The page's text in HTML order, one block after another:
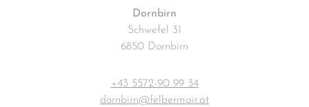
Dornbirn
Schwefel 31
6850 Dornbirn
+43 5572-90 99 34
dornbirn@felbermair.at